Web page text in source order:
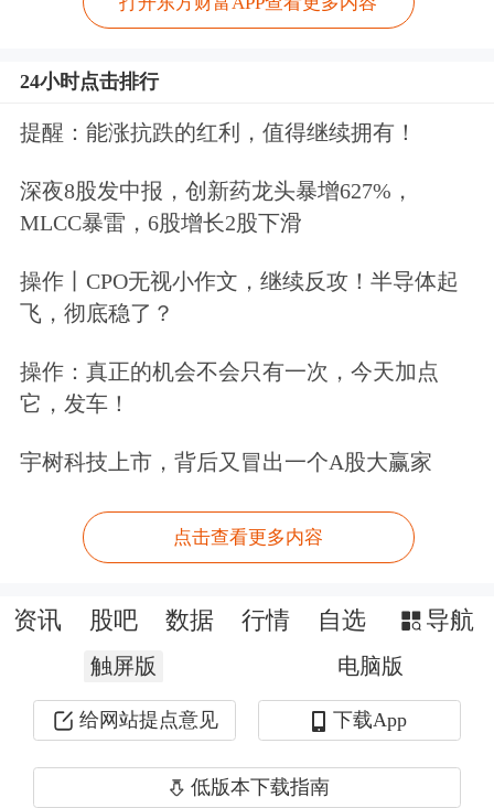
造成坠毁，共有158人遇难。此后在
2020年，印度航空快运一架波音737在
喀拉拉邦因暴雨冲出跑道坠入峡谷，造
成21人死亡。从2020年至此次事故，印
度没有发生过重大民航事故。
如今的印度，已是世界第三大
空运输市场基本被两家航空公司所垄
家”印度航空。
航空公司，由印度传奇实业家和慈善家
塔塔（J. R. D. Tata）创立，同时他也是
24小时点击排行
提醒：能涨抗跌的红利，值得继续拥有！
深夜8股发中报，创新药龙头暴增627%，
MLCC暴雷，6股增长2股下滑
操作丨CPO无视小作文，继续反攻！半导体起
飞，彻底稳了？
操作：真正的机会不会只有一次，今天加点
它，发车！
宇树科技上市，背后又冒出一个A股大赢家
点击查看更多内容
资讯 股吧 数据 行情 自选 导航
触屏版 电脑版
给网站提点意见 下载App
低版本下载指南